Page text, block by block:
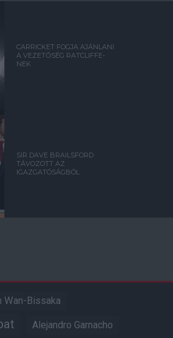
CARRICKET FOGJA AJÁNLANI
A VEZETŐSÉG RATCLIFFE-
NEK
SIR DAVE BRAILSFORD
TÁVOZOTT AZ
IGAZGATÓSÁGBÓL
Wan-Bissaka
Alejandro Garnacho